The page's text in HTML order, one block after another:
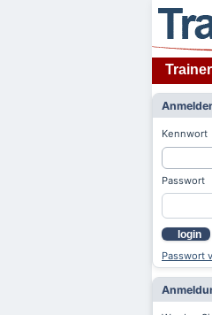
Trainer
Kennwort
Passwort
login
Passwort